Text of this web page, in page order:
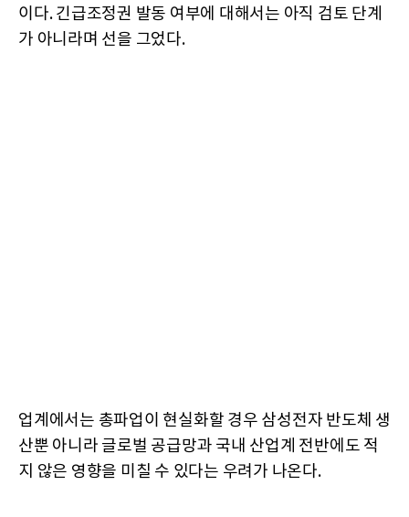
이다. 긴급조정권 발동 여부에 대해서는 아직 검토 단계
가 아니라며 선을 그었다.
업계에서는 총파업이 현실화할 경우 삼성전자 반도체 생
산뿐 아니라 글로벌 공급망과 국내 산업계 전반에도 적
지 않은 영향을 미칠 수 있다는 우려가 나온다.